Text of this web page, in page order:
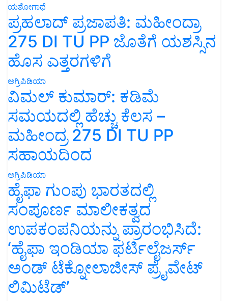
ಯಶೋಗಾಥೆ
ಪ್ರಹಲಾದ್ ಪ್ರಜಾಪತಿ: ಮಹೀಂದ್ರಾ
275 DI TU PP ಜೊತೆಗೆ ಯಶಸ್ಸಿನ
ಹೊಸ ಎತ್ತರಗಳಿಗೆ
ಅಗ್ರಿಪಿಡಿಯಾ
ವಿಮಲ್ ಕುಮಾರ್: ಕಡಿಮೆ
ಸಮಯದಲ್ಲಿ ಹೆಚ್ಚು ಕೆಲಸ –
ಮಹೀಂದ್ರ 275 DI TU PP
ಸಹಾಯದಿಂದ
ಅಗ್ರಿಪಿಡಿಯಾ
ಹೈಫಾ ಗುಂಪು ಭಾರತದಲ್ಲಿ
ಸಂಪೂರ್ಣ ಮಾಲೀಕತ್ವದ
ಉಪಕಂಪನಿಯನ್ನು ಪ್ರಾರಂಭಿಸಿದೆ:
‘ಹೈಫಾ ಇಂಡಿಯಾ ಫರ್ಟಿಲೈಜರ್ಸ್
ಅಂಡ್ ಟೆಕ್ನೋಲಾಜೀಸ್ ಪ್ರೈವೇಟ್
ಲಿಮಿಟೆಡ್’